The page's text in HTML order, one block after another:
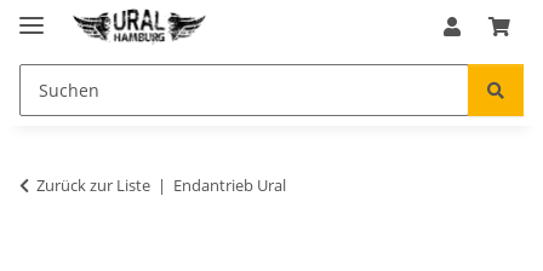
Zurück zur Liste Endantrieb Ural